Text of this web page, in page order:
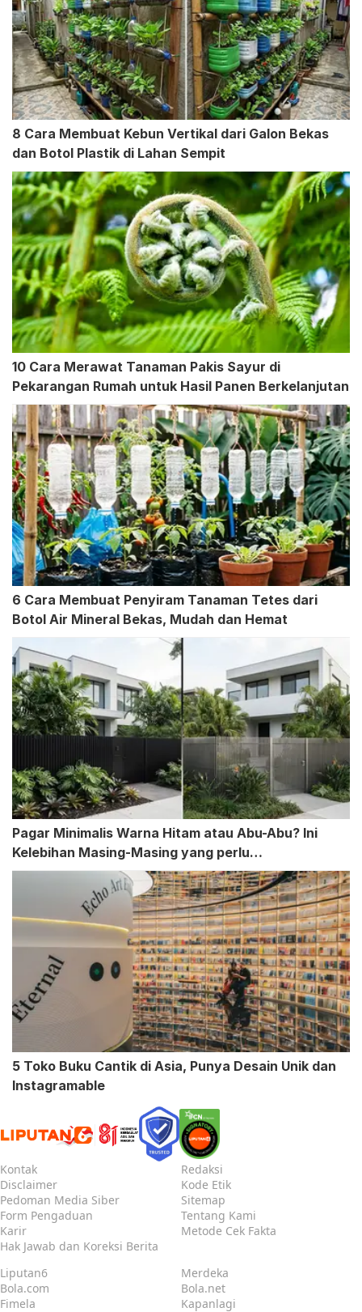
8 Cara Membuat Kebun Vertikal dari Galon Bekas
dan Botol Plastik di Lahan Sempit
10 Cara Merawat Tanaman Pakis Sayur di
Pekarangan Rumah untuk Hasil Panen Berkelanjutan
6 Cara Membuat Penyiram Tanaman Tetes dari
Botol Air Mineral Bekas, Mudah dan Hemat
Pagar Minimalis Warna Hitam atau Abu-Abu? Ini
Kelebihan Masing-Masing yang perlu
Dipertimbangkan
5 Toko Buku Cantik di Asia, Punya Desain Unik dan
Instagramable
Kontak
Redaksi
Disclaimer
Kode Etik
Pedoman Media Siber
Sitemap
Form Pengaduan
Tentang Kami
Karir
Metode Cek Fakta
Hak Jawab dan Koreksi Berita
Liputan6
Merdeka
Bola.com
Bola.net
Fimela
Kapanlagi